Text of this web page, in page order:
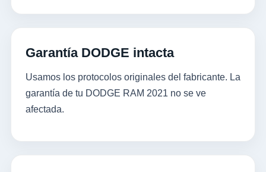
Garantía DODGE intacta
Usamos los protocolos originales del fabricante. La
garantía de tu DODGE RAM 2021 no se ve
afectada.